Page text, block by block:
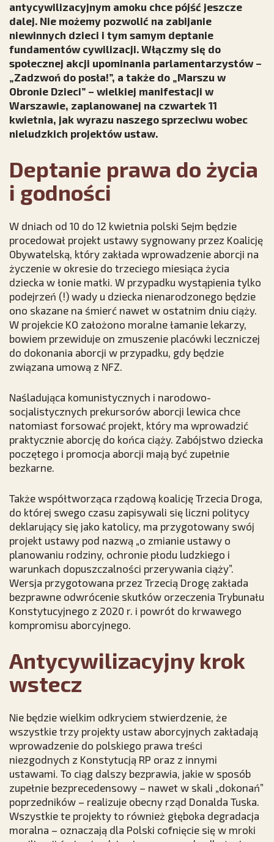
antycywilizacyjnym amoku chce pójść jeszcze
dalej. Nie możemy pozwolić na zabijanie
niewinnych dzieci i tym samym deptanie
fundamentów cywilizacji. Włączmy się do
społecznej akcji upominania parlamentarzystów –
„Zadzwoń do posła!”, a także do „Marszu w
Obronie Dzieci” – wielkiej manifestacji w
Warszawie, zaplanowanej na czwartek 11
kwietnia, jak wyrazu naszego sprzeciwu wobec
nieludzkich projektów ustaw.
Deptanie prawa do życia
i godności
W dniach od 10 do 12 kwietnia polski Sejm będzie
procedował projekt ustawy sygnowany przez Koalicję
Obywatelską, który zakłada wprowadzenie aborcji na
życzenie w okresie do trzeciego miesiąca życia
dziecka w łonie matki. W przypadku wystąpienia tylko
podejrzeń (!) wady u dziecka nienarodzonego będzie
ono skazane na śmierć nawet w ostatnim dniu ciąży.
W projekcie KO założono moralne łamanie lekarzy,
bowiem przewiduje on zmuszenie placówki leczniczej
do dokonania aborcji w przypadku, gdy będzie
związana umową z NFZ.
Naśladująca komunistycznych i narodowo-
socjalistycznych prekursorów aborcji lewica chce
natomiast forsować projekt, który ma wprowadzić
praktycznie aborcję do końca ciąży. Zabójstwo dziecka
poczętego i promocja aborcji mają być zupełnie
bezkarne.
Także współtworząca rządową koalicję Trzecia Droga,
do której swego czasu zapisywali się liczni politycy
deklarujący się jako katolicy, ma przygotowany swój
projekt ustawy pod nazwą „o zmianie ustawy o
planowaniu rodziny, ochronie płodu ludzkiego i
warunkach dopuszczalności przerywania ciąży”.
Wersja przygotowana przez Trzecią Drogę zakłada
bezprawne odwrócenie skutków orzeczenia Trybunału
Konstytucyjnego z 2020 r. i powrót do krwawego
kompromisu aborcyjnego.
Antycywilizacyjny krok
wstecz
Nie będzie wielkim odkryciem stwierdzenie, że
wszystkie trzy projekty ustaw aborcyjnych zakładają
wprowadzenie do polskiego prawa treści
niezgodnych z Konstytucją RP oraz z innymi
ustawami. To ciąg dalszy bezprawia, jakie w sposób
zupełnie bezprecedensowy – nawet w skali „dokonań”
poprzedników – realizuje obecny rząd Donalda Tuska.
Wszystkie te projekty to również głęboka degradacja
moralna – oznaczają dla Polski cofnięcie się w mroki